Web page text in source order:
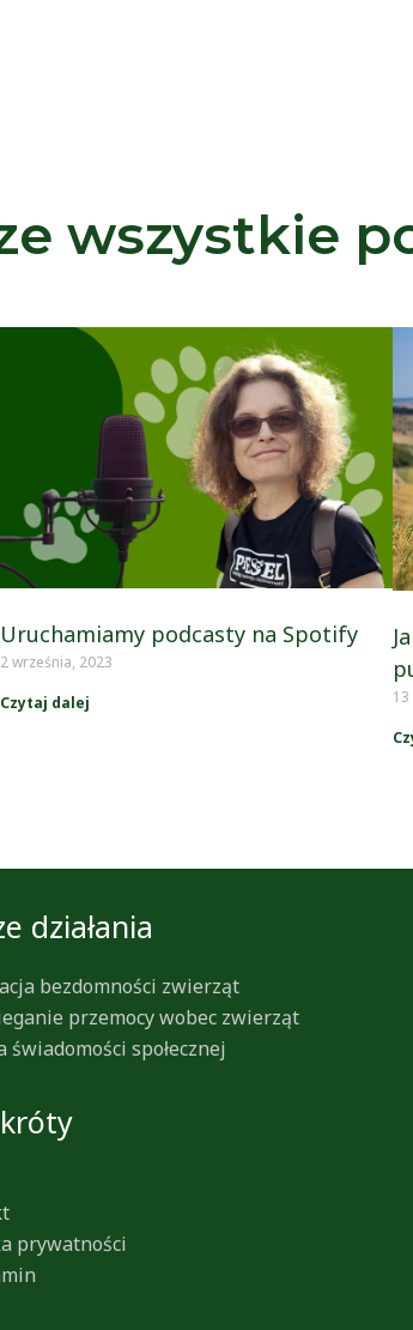
wszystkie
Uruchamiamy podcasty na Spotify
2 września, 2023
Czytaj dalej
działania
bezdomności zwierząt
przemocy wobec zwierząt
świadomości społecznej
prywatności